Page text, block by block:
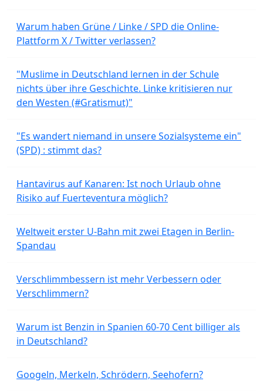
Warum haben Grüne / Linke / SPD die Online-
Plattform X / Twitter verlassen?
"Muslime in Deutschland lernen in der Schule
nichts über ihre Geschichte. Linke kritisieren nur
den Westen (#Gratismut)"
"Es wandert niemand in unsere Sozialsysteme ein"
(SPD) : stimmt das?
Hantavirus auf Kanaren: Ist noch Urlaub ohne
Risiko auf Fuerteventura möglich?
Weltweit erster U-Bahn mit zwei Etagen in Berlin-
Spandau
Verschlimmbessern ist mehr Verbessern oder
Verschlimmern?
Warum ist Benzin in Spanien 60-70 Cent billiger als
in Deutschland?
Googeln, Merkeln, Schrödern, Seehofern?